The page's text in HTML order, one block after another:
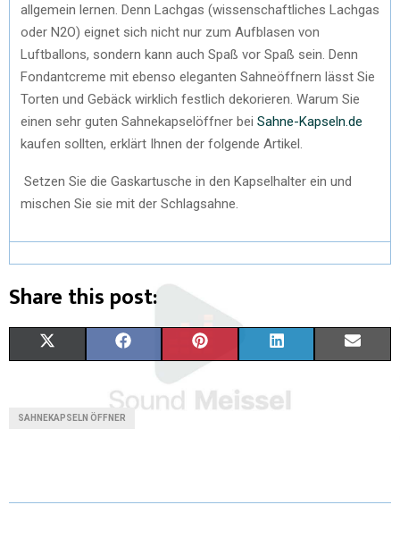
allgemein lernen. Denn Lachgas (wissenschaftliches Lachgas
oder N2O) eignet sich nicht nur zum Aufblasen von
Luftballons, sondern kann auch Spaß vor Spaß sein. Denn
Fondantcreme mit ebenso eleganten Sahneöffnern lässt Sie
Torten und Gebäck wirklich festlich dekorieren. Warum Sie
einen sehr guten Sahnekapselöffner bei Sahne-Kapseln.de
kaufen sollten, erklärt Ihnen der folgende Artikel.
Setzen Sie die Gaskartusche in den Kapselhalter ein und
mischen Sie sie mit der Schlagsahne.
Share this post:
T
C
O
N
R D
SAHNEKAPSELN ÖFFNER